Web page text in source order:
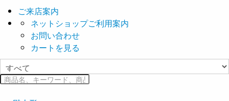
ご来店案内
ネットショップご利用案内
お問い合わせ
カートを見る